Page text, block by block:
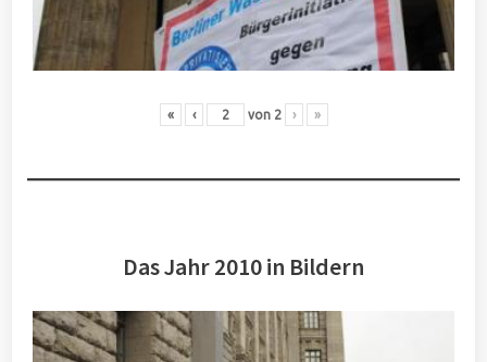
« ‹ von 2 › »
Das Jahr 2010 in Bildern